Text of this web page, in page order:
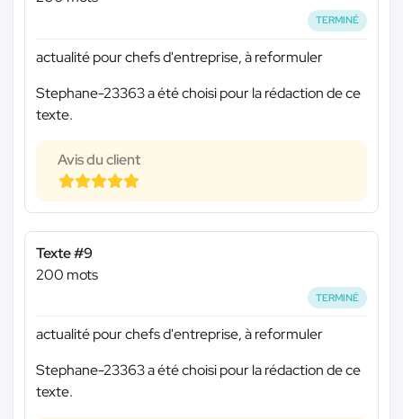
TERMINÉ
actualité pour chefs d'entreprise, à reformuler
Stephane-23363 a été choisi pour la rédaction de ce
texte.
Avis du client
Texte #9
200 mots
TERMINÉ
actualité pour chefs d'entreprise, à reformuler
Stephane-23363 a été choisi pour la rédaction de ce
texte.